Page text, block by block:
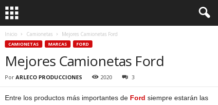
Inicio Camionetas Mejores Camionetas Ford
CAMIONETAS MARCAS FORD
Mejores Camionetas Ford
Por ARLECO PRODUCCIONES 2020 3
Entre los productos más importantes de Ford siempre estarán las